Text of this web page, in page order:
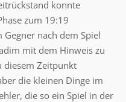
konnte
zum 19:19
nach dem Spiel
mit dem Hinweis zu
diesem Zeitpunkt
die kleinen Dinge im
die so ein Spiel in der